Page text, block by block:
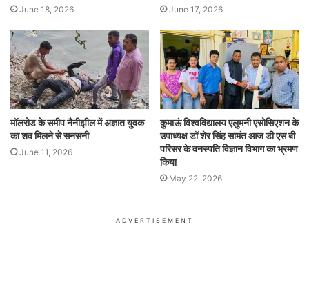
June 18, 2026 June 17, 2026
मॉलरोड के समीप नैनीझील में अज्ञात युवक
का शव मिलने से सनसनी
June 11, 2026
कुमाऊं विश्वविद्यालय एलुमनी एसोसिएशन के
उपाध्यक्ष डॉ शेर सिंह सामंत आज डी एस बी
परिसर के वनस्पति विज्ञान विभाग का भ्रमण
किया
May 22, 2026
ADVERTISEMENT